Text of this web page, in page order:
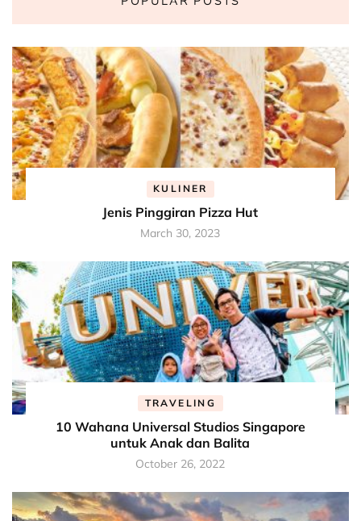
KULINER
Jenis Pinggiran Pizza Hut
March 30, 2023
TRAVELING
10 Wahana Universal Studios Singapore
untuk Anak dan Balita
October 26, 2022